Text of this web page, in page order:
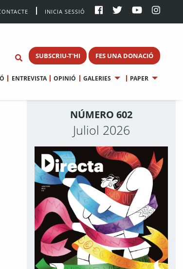
INICIA SESSIÓ
SUBSCRIU-T'HI FES UNA DONACIÓ
ENTREVISTA OPINIÓ GALERIES PAPER
NÚMERO 602
Juliol 2026